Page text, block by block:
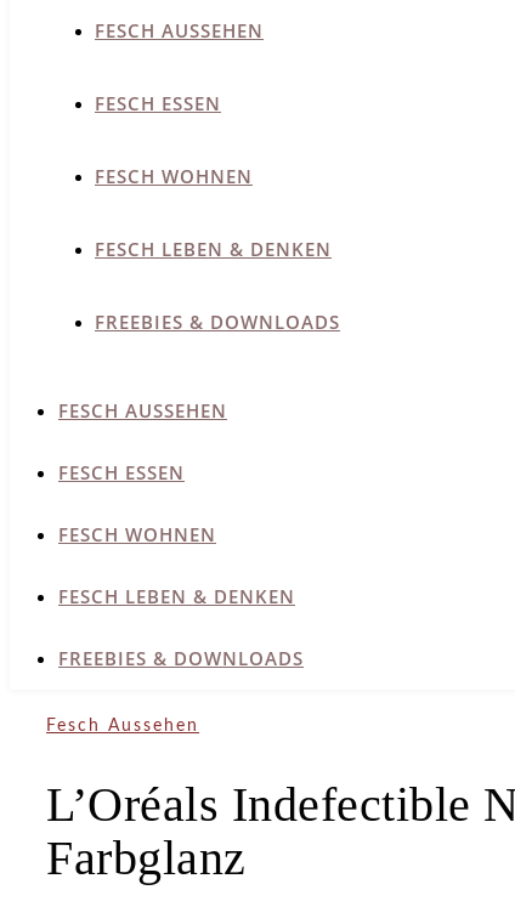
FESCH AUSSEHEN
FESCH ESSEN
FESCH WOHNEN
FESCH LEBEN & DENKEN
FREEBIES & DOWNLOADS
FESCH AUSSEHEN
FESCH ESSEN
FESCH WOHNEN
FESCH LEBEN & DENKEN
FREEBIES & DOWNLOADS
Fesch Aussehen
L’Oréals Indefectible
Farbglanz